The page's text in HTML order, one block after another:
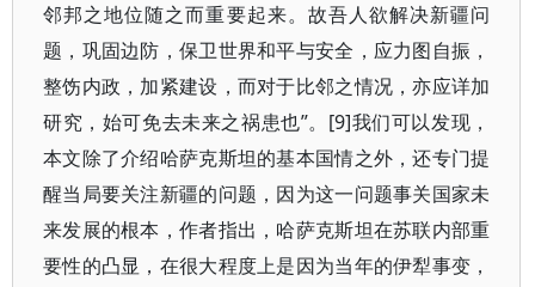
邻邦之地位随之而重要起来。故吾人欲解决新疆问
题，巩固边防，保卫世界和平与安全，应力图自振，
整饬内政，加紧建设，而对于比邻之情况，亦应详加
研究，始可免去未来之祸患也”。[9]我们可以发现，
本文除了介绍哈萨克斯坦的基本国情之外，还专门提
醒当局要关注新疆的问题，因为这一问题事关国家未
来发展的根本，作者指出，哈萨克斯坦在苏联内部重
要性的凸显，在很大程度上是因为当年的伊犁事变，